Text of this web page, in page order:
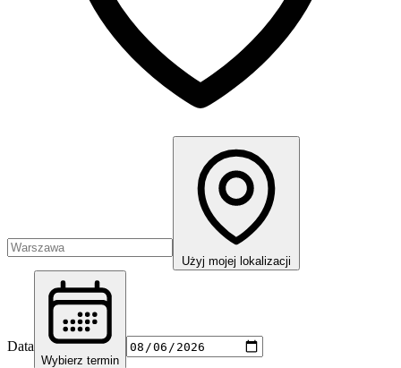
Użyj mojej lokalizacji
Data
Wybierz termin